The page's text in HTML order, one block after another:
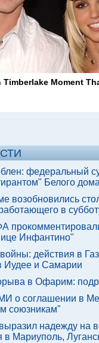
Timberlake Moment
федеральный
Белого
возобновились
в
Инфантино"
действия в
Иудее и Самарии
в Офарим:
о соглашении в
союзникам"
надежду на
в Мариуполь,